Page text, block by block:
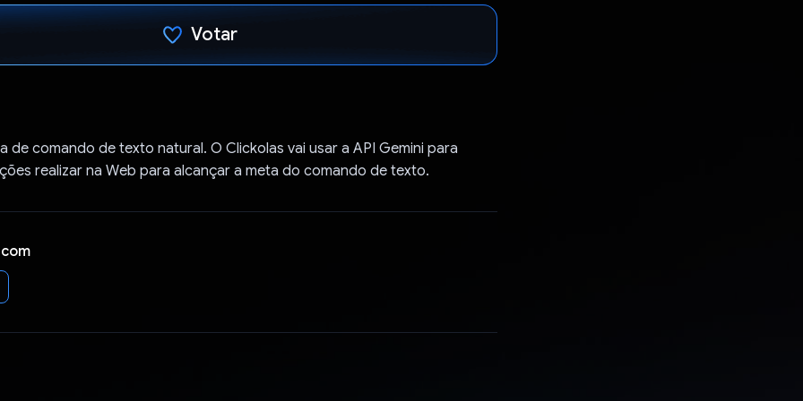
Votar
de comando de texto natural. O Clickolas vai usar a API Gemini para
realizar na Web para alcançar a meta do comando de texto.